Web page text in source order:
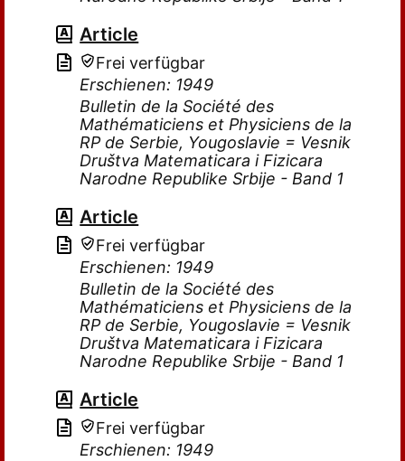
Article
Frei verfügbar
Erschienen: 1949
Bulletin de la Société des
Mathématiciens et Physiciens de la
RP de Serbie, Yougoslavie = Vesnik
Društva Matematicara i Fizicara
Narodne Republike Srbije - Band 1
Article
Frei verfügbar
Erschienen: 1949
Bulletin de la Société des
Mathématiciens et Physiciens de la
RP de Serbie, Yougoslavie = Vesnik
Društva Matematicara i Fizicara
Narodne Republike Srbije - Band 1
Article
Frei verfügbar
Erschienen: 1949